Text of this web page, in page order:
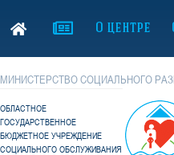
О центре
МИНИСТЕРСТВО СОЦИАЛЬНОГО
ОБЛАСТНОЕ
ГОСУДАРСТВЕННОЕ
БЮДЖЕТНОЕ УЧРЕЖДЕНИЕ
СОЦИАЛЬНОГО ОБСЛУЖИВАНИЯ